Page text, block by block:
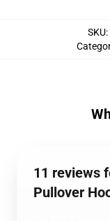
SKU:
11 reviews
Pullover